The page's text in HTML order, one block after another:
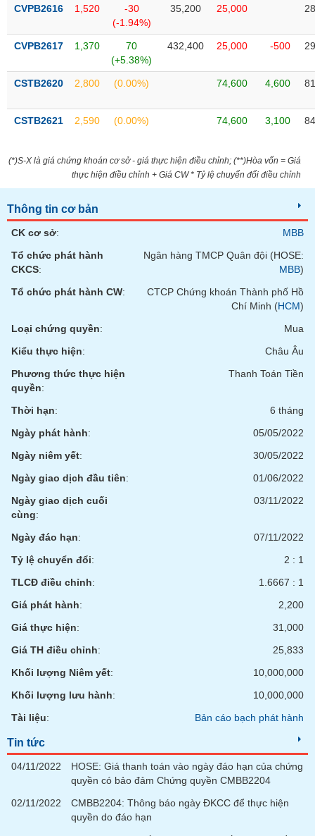
CVPB2616 1,520
-30
(-1.94%)
35,200 25,000
CVPB2617 1,370
70
(+5.38%)
432,400 25,000 -500
CSTB2620 2,800 (0.00%) 74,600 4,600
CSTB2621 2,590 (0.00%) 74,600 3,100
(*)S-X là giá chứng khoán cơ sở - giá thực hiện điều chỉnh; (**)Hòa vốn = Giá
thực hiện điều chỉnh + Giá CW * Tỷ lệ chuyển đổi điều chỉnh
Thông tin cơ bản
CK cơ sở:
MBB
Tổ chức phát hành
CKCS:
Ngân hàng TMCP Quân đội (HOSE:
MBB)
Tổ chức phát hành CW:
CTCP Chứng khoán Thành phố Hồ
Chí Minh (HCM)
Loại chứng quyền:
Mua
Kiểu thực hiện:
Châu Âu
Phương thức thực hiện
quyền:
Thanh Toán Tiền
Thời hạn:
6 tháng
Ngày phát hành:
05/05/2022
Ngày niêm yết:
30/05/2022
Ngày giao dịch đầu tiên:
01/06/2022
Ngày giao dịch cuối
cùng:
03/11/2022
Ngày đáo hạn:
07/11/2022
Tỷ lệ chuyển đổi:
2 : 1
TLCĐ điều chỉnh:
1.6667 : 1
Giá phát hành:
2,200
Giá thực hiện:
31,000
Giá TH điều chỉnh:
25,833
Khối lượng Niêm yết:
10,000,000
Khối lượng lưu hành:
10,000,000
Tài liệu: Bản cáo bạch phát hành
Tin tức
04/11/2022
HOSE: Giá thanh toán vào ngày đáo hạn của chứng
quyền có bảo đảm Chứng quyền CMBB2204
02/11/2022
CMBB2204: Thông báo ngày ĐKCC để thực hiện
quyền do đáo hạn
ÍCH
BẤT
SẢN
chứng
khoán
Tất cả Cổ phiếu Chứng
đạo
(-)
Tất cả Người nội bộ Người liên quan Cổ đông lớn
Tin
tức
(-)
viết
tác
giả
(-)
Báo
cáo
tích
ngữ
vụ
tạo
Sách